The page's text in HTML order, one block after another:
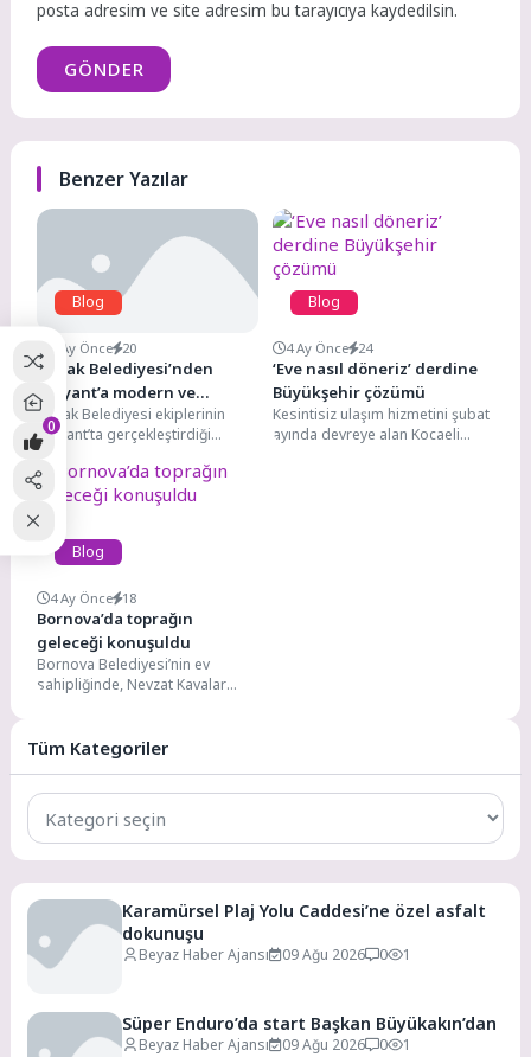
posta adresim ve site adresim bu tarayıcıya kaydedilsin.
GÖNDER
Benzer Yazılar
Blog
3 Ay Önce 20
Konak Belediyesi’nden
Varyant’a modern ve
konforlu dokunuş
Konak Belediyesi ekiplerinin
Varyant’ta gerçekleştirdiği
çalışmayla 412 Sokak yepyeni bir
görünüme kavuştu; sokağa
komşu olan...
Blog
4 Ay Önce 24
‘Eve nasıl döneriz’ derdine
Büyükşehir çözümü
Kesintisiz ulaşım hizmetini şubat
ayında devreye alan Kocaeli
Blog
4 Ay Önce 18
Bornova’da toprağın
geleceği konuşuldu
Bornova Belediyesi’nin ev
sahipliğinde, Nevzat Kavalar
toprağın verimli kullanımı...
Tüm Kategoriler
Tüm
Kategoriler
Karamürsel Plaj Yolu Caddesi’ne özel asfalt
dokunuşu
Beyaz Haber Ajansı 09 Ağu 2026 0 1
Süper Enduro’da start Başkan Büyükakın’dan
Beyaz Haber Ajansı 09 Ağu 2026 0 1
0